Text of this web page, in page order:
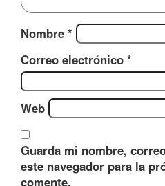
Nombre *
Correo electrónico *
Web
Guarda mi nombre,
este navegador para la
comente.